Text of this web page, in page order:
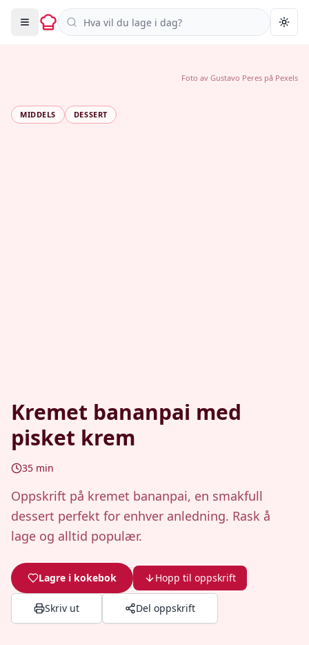
Søk i oppskrifter
MIDDELS DESSERT
Kremet bananpai med
pisket krem
35 min
Oppskrift på kremet bananpai, en smakfull
dessert perfekt for enhver anledning. Rask å
lage og alltid populær.
Lagre i kokebok Hopp til oppskrift
Skriv ut Del oppskrift
Foto av Gustavo Peres på Pexels